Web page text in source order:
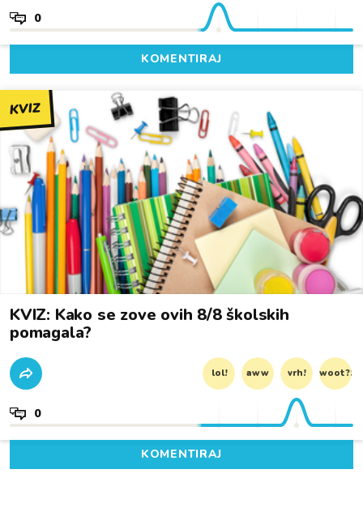
0
KOMENTIRAJ
KVIZ
KVIZ: Kako se zove ovih 8/8 školskih
pomagala?
lol! aww vrh! woot?!
0
KOMENTIRAJ